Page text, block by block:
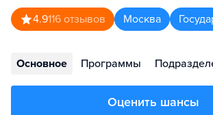
4.9116 отзывов Москва
Основное Программы
Оценить шансы